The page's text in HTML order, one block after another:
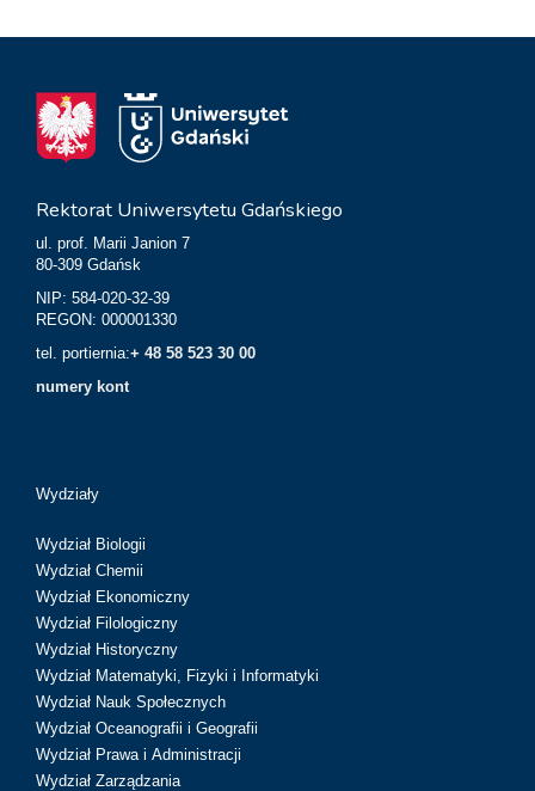
Rektorat Uniwersytetu Gdańskiego
ul. prof. Marii Janion 7
80-309 Gdańsk
NIP: 584-020-32-39
REGON: 000001330
tel. portiernia:+ 48 58 523 30 00
numery kont
Wydziały
Wydział Biologii
Wydział Chemii
Wydział Ekonomiczny
Wydział Filologiczny
Wydział Historyczny
Wydział Matematyki, Fizyki i Informatyki
Wydział Nauk Społecznych
Wydział Oceanografii i Geografii
Wydział Prawa i Administracji
Wydział Zarządzania